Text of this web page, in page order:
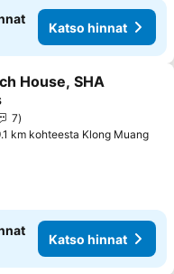
Katso hinnat
House, SHA
7
km kohteesta Klong Muang
Katso hinnat